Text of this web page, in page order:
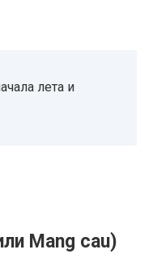
лета и
Mang cau)